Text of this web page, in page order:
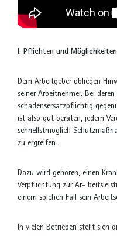
I. Pflichten und
Dem Arbeitgeber obliegen
seiner Arbeitnehmer. Bei
schadensersatzpflichtig
ist also gut beraten, jedem
schnellstmöglich
zu ergreifen.
Dazu wird gehören, einen
Verpflichtung zur Ar-
einem solchen Fall sein
In vielen Betrieben stellt sich